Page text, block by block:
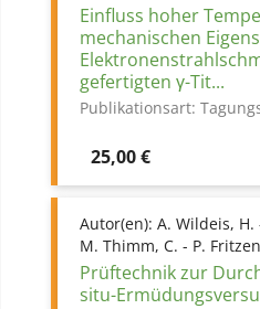
Einfluss hoher
mechanischen
gefertigten γ-Tit...
Publikationsart:
Preis
25,00 €
Autor(en): A. Wildeis, H.
M. Thimm, C. - P. Fritzen
Prüftechnik zur
situ-